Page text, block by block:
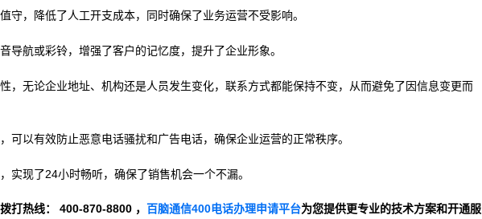
守，降低了人工开支成本，同时确保了业务运营不受影响。
导航或彩铃，增强了客户的记忆度，提升了企业形象。
，无论企业地址、机构还是人员发生变化，联系方式都能保持不变，从而避免了因信息变更而
可以有效防止恶意电话骚扰和广告电话，确保企业运营的正常秩序。
实现了24小时畅听，确保了销售机会一个不漏。
打热线： 400-870-8800 ， 百脑通信400电话办理申请平台为您提供更专业的技术方案和开通服